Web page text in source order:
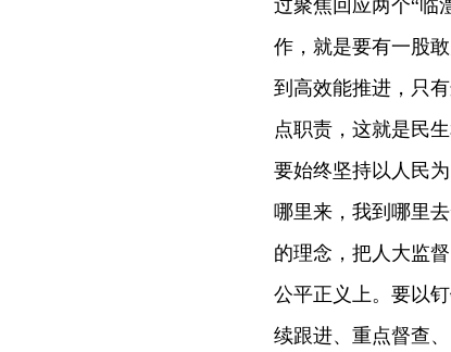
过聚焦回应两个“临
作，就是要有一股
到高效能推进，只
点职责，这就是民
要始终坚持以人民
哪里来，我到哪里
的理念，把人大监
公平正义上。要以
续跟进、重点督查